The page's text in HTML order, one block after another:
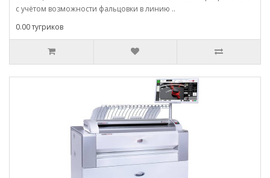
с учётом возможности фальцовки в линию ..
0.00 тугриков